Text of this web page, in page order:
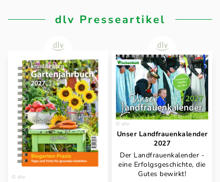
dlv Presseartikel
dlv
dlv
Unser Landfrauenkalender
2027
Der Landfrauenkalender -
eine Erfolgsgeschichte, die
Gutes bewirkt!